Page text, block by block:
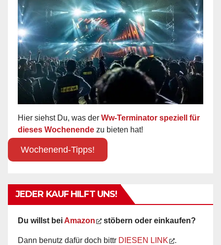
Hier siehst Du, was der Ww-Terminator speziell für
dieses Wochenende zu bieten hat!
Wochenend-Tipps!
JEDER KAUF HILFT UNS!
Du willst bei Amazon stöbern oder einkaufen?
Dann benutz dafür doch bittr DIESEN LINK .